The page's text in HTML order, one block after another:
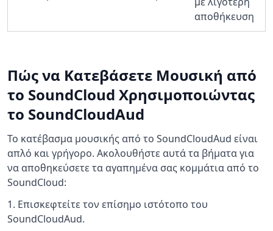
αποθήκευση
Πώς να Κατεβάσετε Μουσική από
το SoundCloud Χρησιμοποιώντας
το SoundCloudAud
Το κατέβασμα μουσικής από το SoundCloudAud είναι
απλό και γρήγορο. Ακολουθήστε αυτά τα βήματα για
να αποθηκεύσετε τα αγαπημένα σας κομμάτια από το
SoundCloud:
Επισκεφτείτε τον επίσημο ιστότοπο του
SoundCloudAud.